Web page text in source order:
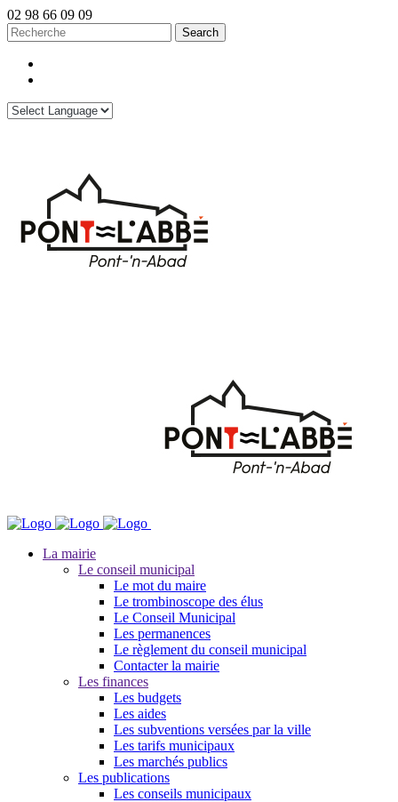
02 98 66 09 09
La mairie
Le conseil municipal
Le mot du maire
Le trombinoscope des élus
Le Conseil Municipal
Les permanences
Le règlement du conseil municipal
Contacter la mairie
Les finances
Les budgets
Les aides
Les subventions versées par la ville
Les tarifs municipaux
Les marchés publics
Les publications
Les conseils municipaux